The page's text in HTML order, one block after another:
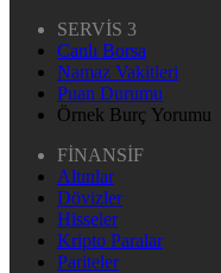
SERVİS 3
Canlı Borsa
Namaz Vakitleri
Puan Durumu
Örnek Burç Yorumu
FİNANSİF
Altınlar
Dövizler
Hisseler
Kripto Paralar
Pariteler